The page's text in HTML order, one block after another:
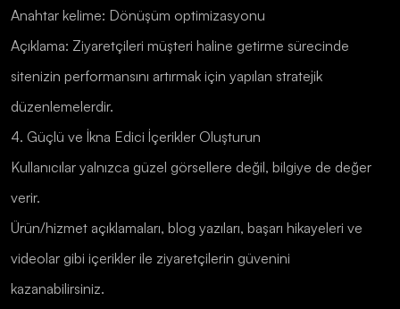
Anahtar kelime: Dönüşüm optimizasyonu
Açıklama: Ziyaretçileri müşteri haline getirme sürecinde
sitenizin performansını artırmak için yapılan stratejik
düzenlemelerdir.
4. Güçlü ve İkna Edici İçerikler Oluşturun
Kullanıcılar yalnızca güzel görsellere değil, bilgiye de değer
verir.
Ürün/hizmet açıklamaları, blog yazıları, başarı hikayeleri ve
videolar gibi içerikler ile ziyaretçilerin güvenini
kazanabilirsiniz.